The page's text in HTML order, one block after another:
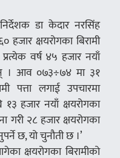
निर्देशक डा केदार नरसिंह
हजार क्षयरोगका बिरामी
वर्ष ४५ हजार नयाँ
। आव ०७३÷७४ मा ३१
पत्ता लगाई उपचारमा
हजार नयाँ क्षयरोगका
गरी २८ हजार क्षयरोगका
छ, यो चुनौती छ ।’
क्षयरोगका बिरामीको